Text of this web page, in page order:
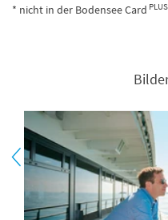
* nicht in der Bodensee Card PLUS